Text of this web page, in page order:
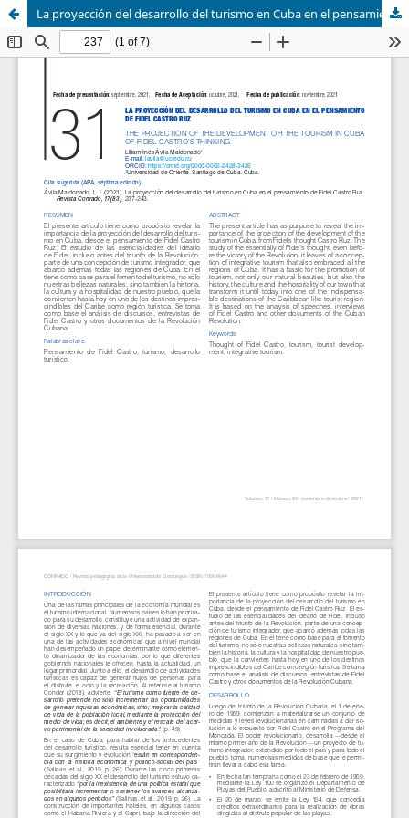
La proyección del desarrollo del turismo en Cuba en el pensamiento de Fidel Castro Ruz